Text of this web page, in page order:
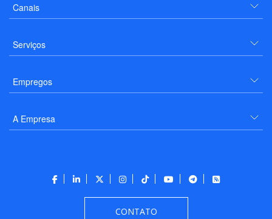
Canais
Serviços
Empregos
A Empresa
CONTATO